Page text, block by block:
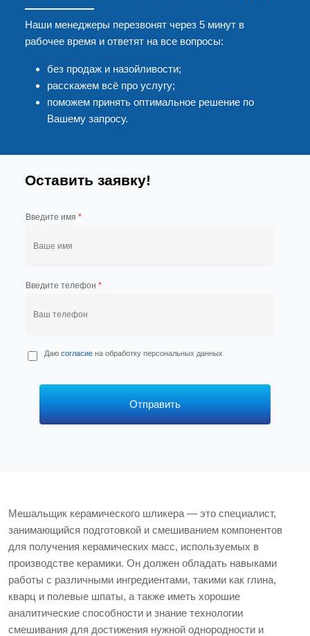
Наши менеджеры перезвонят через 5 минут в
рабочее время и ответят на все вопросы:
без продаж и назойливости;
расскажем всё про услугу;
поможем принять оптимальное решение по
Вашему запросу.
Оставить заявку!
Введите имя *
Введите телефон *
П
е
Даю согласиена обработку персональных данных
Отправить
Мешальщик керамического шликера — это специалист,
занимающийся подготовкой и смешиванием компонентов
для получения керамических масс, используемых в
производстве керамики. Он должен обладать навыками
работы с различными ингредиентами, такими как глина,
кварц и полевые шпаты, а также иметь хорошие
аналитические способности и знание технологии
смешивания для достижения нужной однородности и